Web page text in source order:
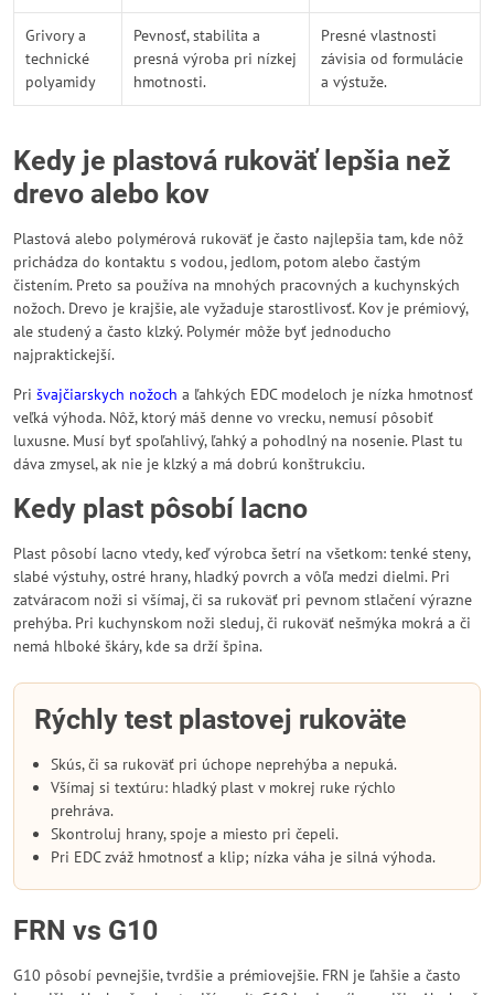
Grivory a
technické
polyamidy
Pevnosť, stabilita a
presná výroba pri nízkej
hmotnosti.
Presné vlastnosti
závisia od formulácie
a výstuže.
Kedy je plastová rukoväť lepšia než
drevo alebo kov
Plastová alebo polymérová rukoväť je často najlepšia tam, kde nôž
prichádza do kontaktu s vodou, jedlom, potom alebo častým
čistením. Preto sa používa na mnohých pracovných a kuchynských
nožoch. Drevo je krajšie, ale vyžaduje starostlivosť. Kov je prémiový,
ale studený a často klzký. Polymér môže byť jednoducho
najpraktickejší.
Pri švajčiarskych nožoch a ľahkých EDC modeloch je nízka hmotnosť
veľká výhoda. Nôž, ktorý máš denne vo vrecku, nemusí pôsobiť
luxusne. Musí byť spoľahlivý, ľahký a pohodlný na nosenie. Plast tu
dáva zmysel, ak nie je klzký a má dobrú konštrukciu.
Kedy plast pôsobí lacno
Plast pôsobí lacno vtedy, keď výrobca šetrí na všetkom: tenké steny,
slabé výstuhy, ostré hrany, hladký povrch a vôľa medzi dielmi. Pri
zatváracom noži si všímaj, či sa rukoväť pri pevnom stlačení výrazne
prehýba. Pri kuchynskom noži sleduj, či rukoväť nešmýka mokrá a či
nemá hlboké škáry, kde sa drží špina.
Rýchly test plastovej rukoväte
Skús, či sa rukoväť pri úchope neprehýba a nepuká.
Všímaj si textúru: hladký plast v mokrej ruke rýchlo
prehráva.
Skontroluj hrany, spoje a miesto pri čepeli.
Pri EDC zváž hmotnosť a klip; nízka váha je silná výhoda.
FRN vs G10
G10 pôsobí pevnejšie, tvrdšie a prémiovejšie. FRN je ľahšie a často